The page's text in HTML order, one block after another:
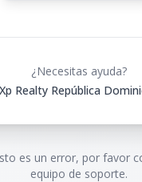
¿Necesitas ayuda?
Realty República
es un error, por favor
equipo de soporte.